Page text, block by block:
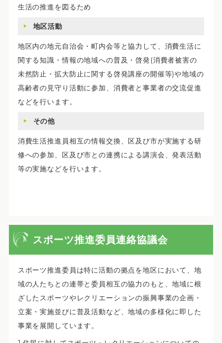
生活の推進を図るため
地区活動
地区内の地元自治会・町内会等と協力して、消費生活に
関する知識・情報の地域への普及・啓発(消費者被害の
未然防止・拡大防止に関する啓発講座の開催等)や地域の
高齢者の見守り活動に参加、消費者と事業者の交流促進
などを行います。
その他
消費生活推進員相互の情報交換、区及び市が実施する研
修への参加、区及び市との連携による講演会、発表活動
等の実施などを行います。
スポーツ推進委員連絡協議会
スポーツ推進委員は特に活動の拠点を地区において、地
域の人たちとの連帯と委員相互の協力のもと、地域に根
ざしたスポーツやレクリエーションの振興事業の企画・
立案・実施並びに普及活動など、地域の多様化に即した
事業を展開しています。